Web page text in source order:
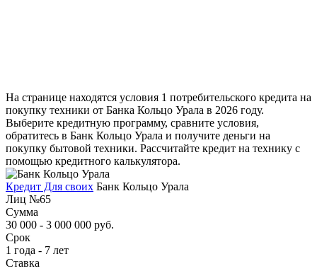
На странице находятся условия 1 потребительского кредита на
покупку техники от Банка Кольцо Урала в 2026 году.
Выберите кредитную программу, сравните условия,
обратитесь в Банк Кольцо Урала и получите деньги на
покупку бытовой техники. Рассчитайте кредит на технику с
помощью кредитного калькулятора.
Кредит Для своих Банк Кольцо Урала
Лиц №65
Сумма
30 000 - 3 000 000 руб.
Срок
1 года - 7 лет
Ставка